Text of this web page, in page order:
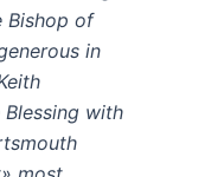
Bishop of
in
with